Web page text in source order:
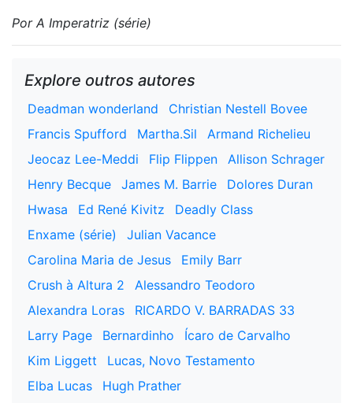
Por A Imperatriz (série)
Explore outros autores
Deadman wonderland
Christian Nestell Bovee
Francis Spufford
Martha.Sil
Armand Richelieu
Jeocaz Lee-Meddi
Flip Flippen
Allison Schrager
Henry Becque
James M. Barrie
Dolores Duran
Hwasa
Ed René Kivitz
Deadly Class
Enxame (série)
Julian Vacance
Carolina Maria de Jesus
Emily Barr
Crush à Altura 2
Alessandro Teodoro
Alexandra Loras
RICARDO V. BARRADAS 33
Larry Page
Bernardinho
Ícaro de Carvalho
Kim Liggett
Lucas, Novo Testamento
Elba Lucas
Hugh Prather